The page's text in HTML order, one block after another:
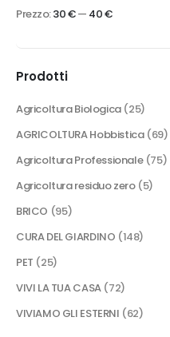
Prezzo:30 €— 40 €
Prodotti
Agricoltura Biologica (25)
AGRICOLTURA Hobbistica (69)
Agricoltura Professionale (75)
Agricoltura residuo zero (5)
BRICO (95)
CURA DEL GIARDINO (148)
PET (25)
VIVI LA TUA CASA (72)
VIVIAMO GLI ESTERNI (62)